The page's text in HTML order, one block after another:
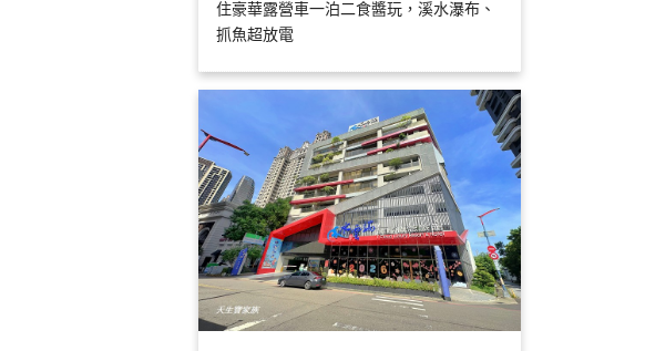
住豪華露營車一泊二食醬玩，溪水瀑布、
抓魚超放電